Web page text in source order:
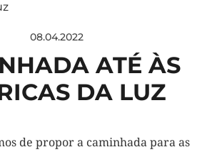
08.04.2022
ATÉ ÀS
DA LUZ
de propor a caminhada para as